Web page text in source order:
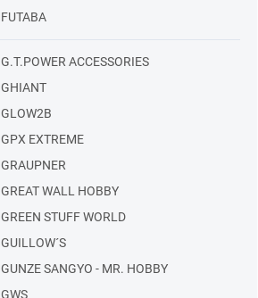
FUTABA
G.T.POWER ACCESSORIES
GHIANT
GLOW2B
GPX EXTREME
GRAUPNER
GREAT WALL HOBBY
GREEN STUFF WORLD
GUILLOW´S
GUNZE SANGYO - MR. HOBBY
GWS